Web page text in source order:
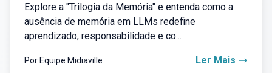
Explore a "Trilogia da Memória" e entenda como a
ausência de memória em LLMs redefine
aprendizado, responsabilidade e co...
Por Equipe Midiaville Ler Mais